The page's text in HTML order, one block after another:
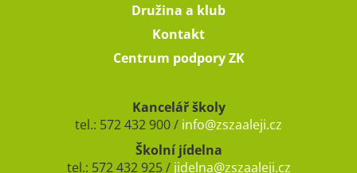
Družina a klub
Kontakt
Centrum podpory ZK
Kancelář školy
tel.: 572 432 900 / info@zszaaleji.cz
Školní jídelna
tel.: 572 432 925 / jidelna@zszaaleji.cz